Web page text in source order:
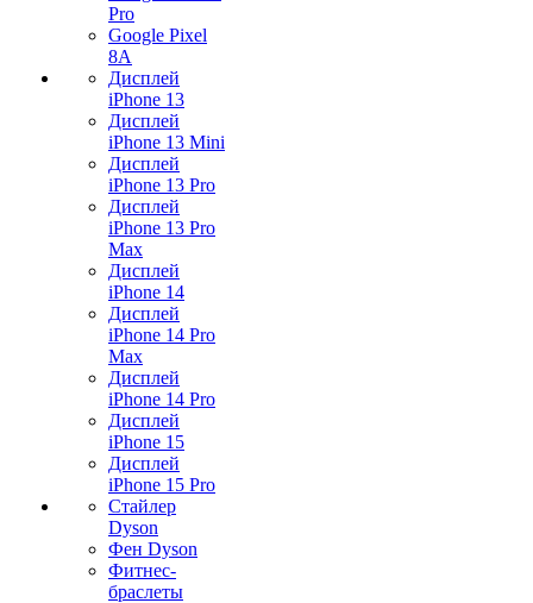
Pro
Google Pixel
8A
Дисплей
iPhone 13
Дисплей
iPhone 13 Mini
Дисплей
iPhone 13 Pro
Дисплей
iPhone 13 Pro
Max
Дисплей
iPhone 14
Дисплей
iPhone 14 Pro
Max
Дисплей
iPhone 14 Pro
Дисплей
iPhone 15
Дисплей
iPhone 15 Pro
Стайлер
Dyson
Фен Dyson
Фитнес-
браслеты